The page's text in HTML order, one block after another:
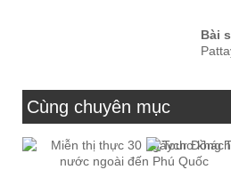
Bài
Cùng chuyên mục